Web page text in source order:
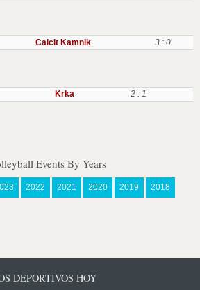
Calcit Kamnik 3 : 0
Krka 2 : 1
Events By Years
2022 2021 2020 2019 2018
DEPORTIVOS HOY